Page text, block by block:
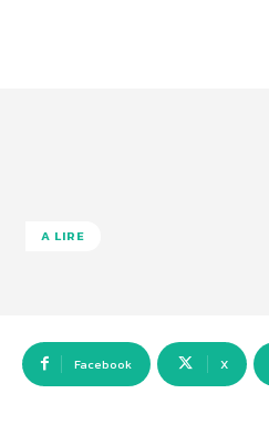
A LIRE
Facebook X